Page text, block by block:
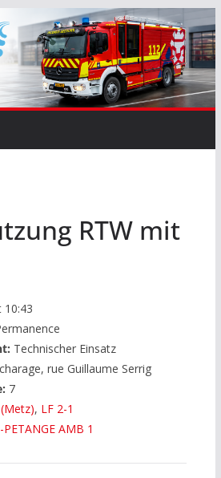
RTW mit
10:43
Technischer Einsatz
rue Guillaume Serrig
7
, LF 2-1
PETANGE AMB 1